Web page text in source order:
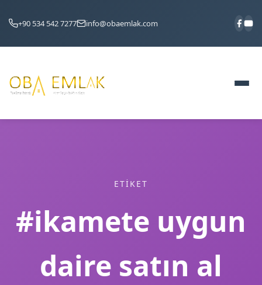
+90 534 542 7277 info@obaemlak.com
ETIKET
#ikamete uygun
daire satın al